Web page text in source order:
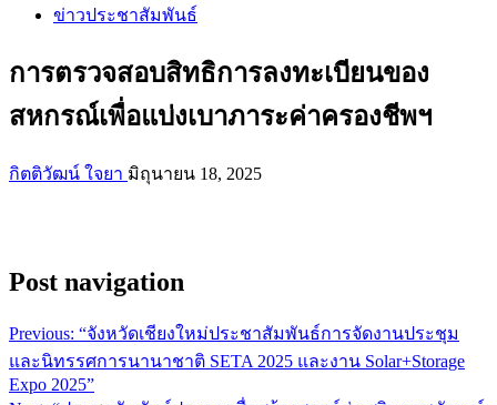
ข่าวประชาสัมพันธ์
การตรวจสอบสิทธิการลงทะเบียนของ
สหกรณ์เพื่อแบ่งเบาภาระค่าครองชีพฯ
กิตติวัฒน์ ใจยา มิถุนายน 18, 2025
Post navigation
Previous: “จังหวัดเชียงใหม่ประชาสัมพันธ์การจัดงานประชุม
และนิทรรศการนานาชาติ SETA 2025 และงาน Solar+Storage
Expo 2025”